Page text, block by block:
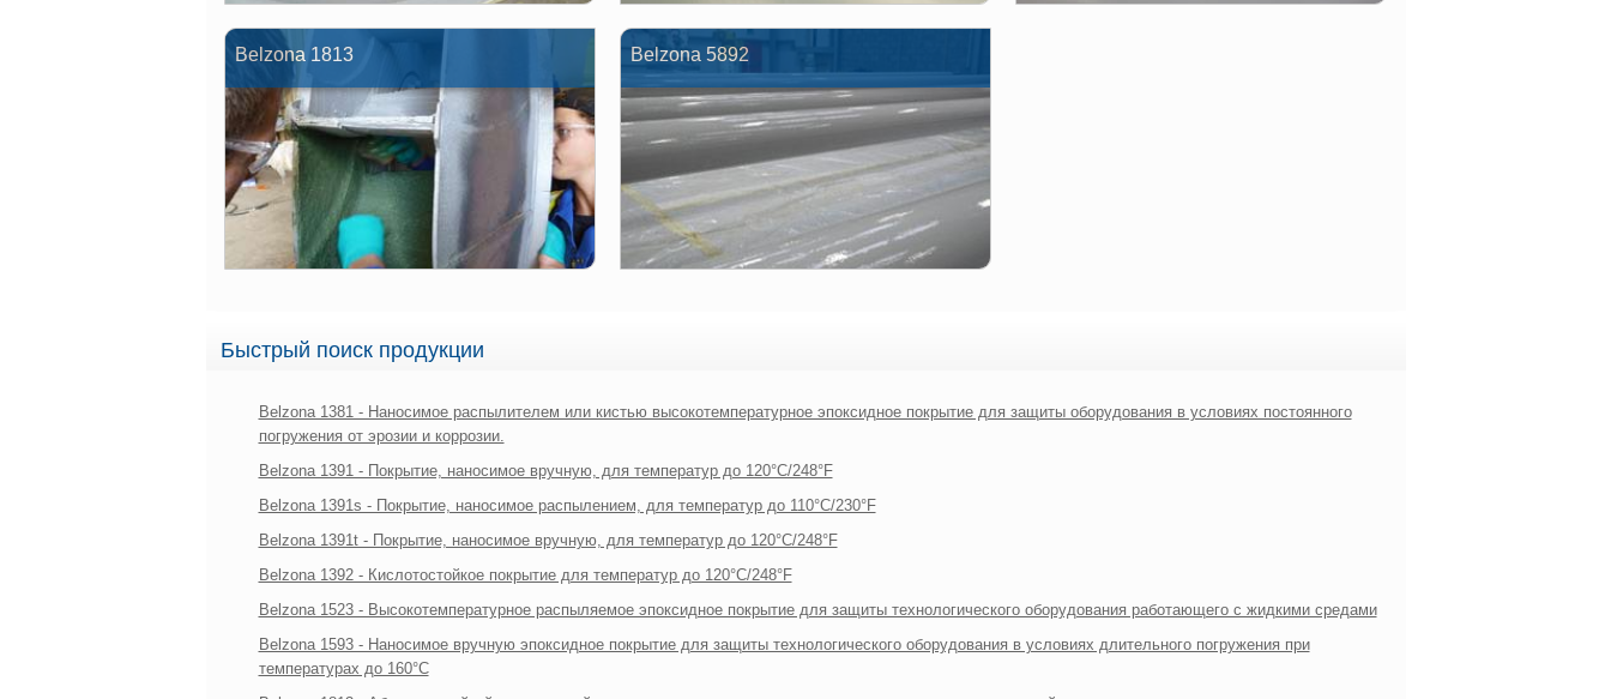
Belzona 1813 Belzona 5892
Быстрый поиск продукции
Belzona 1381 - Наносимое распылителем или кистью высокотемпературное эпоксидное покрытие для защиты оборудования в условиях постоянного
погружения от эрозии и коррозии.
Belzona 1391 - Покрытие, наносимое вручную, для температур до 120°C/248°F
Belzona 1391s - Покрытие, наносимое распылением, для температур до 110°C/230°F
Belzona 1391t - Покрытие, наносимое вручную, для температур до 120°C/248°F
Belzona 1392 - Кислотостойкое покрытие для температур до 120°C/248°F
Belzona 1523 - Высокотемпературное распыляемое эпоксидное покрытие для защиты технологического оборудования работающего с жидкими средами
Belzona 1593 - Наносимое вручную эпоксидное покрытие для защиты технологического оборудования в условиях длительного погружения при
температурах до 160°C